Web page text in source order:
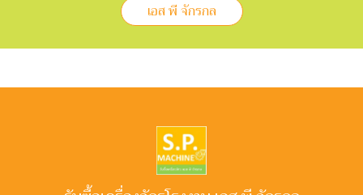
เอส พี จักรกล